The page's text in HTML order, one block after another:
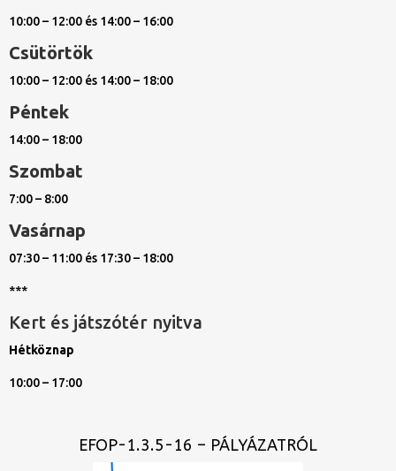
10:00 – 12:00 és 14:00 – 16:00
Csütörtök
10:00 – 12:00 és 14:00 – 18:00
Péntek
14:00 – 18:00
Szombat
7:00 – 8:00
Vasárnap
07:30 – 11:00 és 17:30 – 18:00
***
Kert és játszótér nyitva
Hétköznap
10:00 – 17:00
EFOP-1.3.5-16 – PÁLYÁZATRÓL